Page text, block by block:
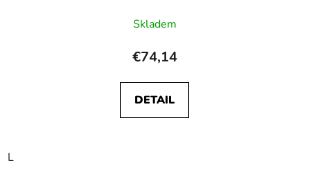
Skladem
€74,14
DETAIL
L